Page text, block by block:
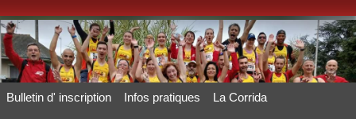
Bulletin d' inscription Infos pratiques La Corrida